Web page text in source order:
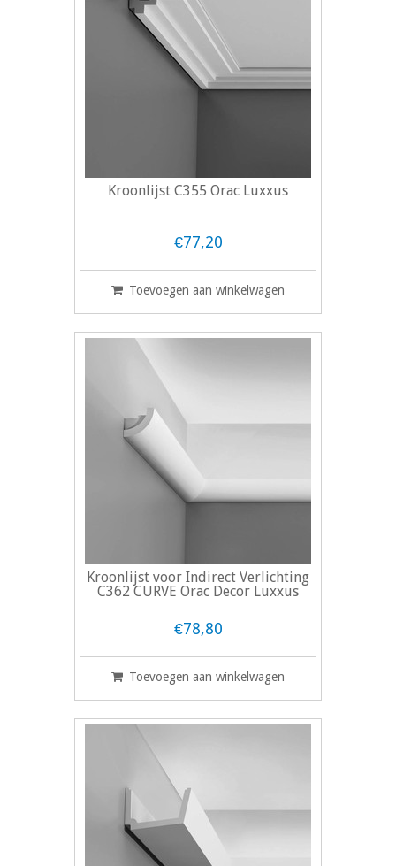
Kroonlijst C355 Orac Luxxus
€77,20
Toevoegen aan winkelwagen
Kroonlijst voor Indirect Verlichting
C362 CURVE Orac Decor Luxxus
€78,80
Toevoegen aan winkelwagen